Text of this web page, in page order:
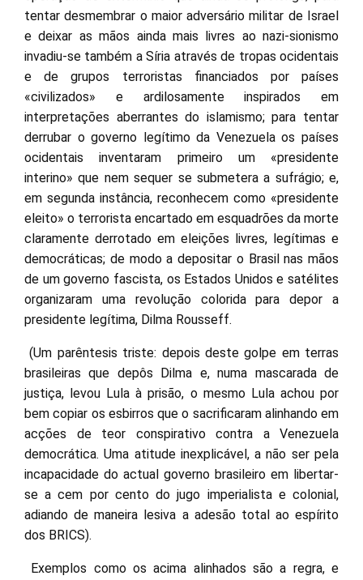
tentar desmembrar o maior adversário militar de Israel
e deixar as mãos ainda mais livres ao nazi-sionismo
invadiu-se também a Síria através de tropas ocidentais
e de grupos terroristas financiados por países
«civilizados» e ardilosamente inspirados em
interpretações aberrantes do islamismo; para tentar
derrubar o governo legítimo da Venezuela os países
ocidentais inventaram primeiro um «presidente
interino» que nem sequer se submetera a sufrágio; e,
em segunda instância, reconhecem como «presidente
eleito» o terrorista encartado em esquadrões da morte
claramente derrotado em eleições livres, legítimas e
democráticas; de modo a depositar o Brasil nas mãos
de um governo fascista, os Estados Unidos e satélites
organizaram uma revolução colorida para depor a
presidente legítima, Dilma Rousseff.
(Um parêntesis triste: depois deste golpe em terras
brasileiras que depôs Dilma e, numa mascarada de
justiça, levou Lula à prisão, o mesmo Lula achou por
bem copiar os esbirros que o sacrificaram alinhando em
acções de teor conspirativo contra a Venezuela
democrática. Uma atitude inexplicável, a não ser pela
incapacidade do actual governo brasileiro em libertar-
se a cem por cento do jugo imperialista e colonial,
adiando de maneira lesiva a adesão total ao espírito
dos BRICS).
Exemplos como os acima alinhados são a regra, e